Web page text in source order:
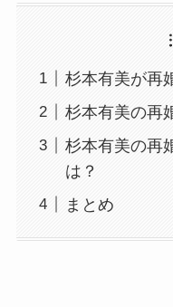
杉本有美が再
杉本有美の再
杉本有美の再
は？
まとめ